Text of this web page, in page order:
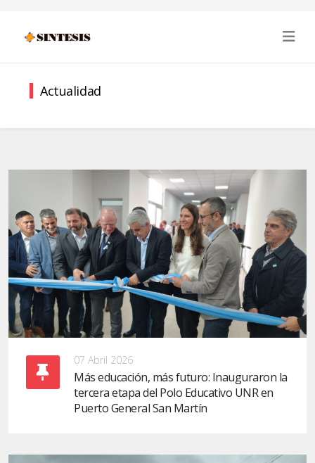
Actualidad
07 Abril 2026
Más educación, más futuro: Inauguraron la
tercera etapa del Polo Educativo UNR en
Puerto General San Martín